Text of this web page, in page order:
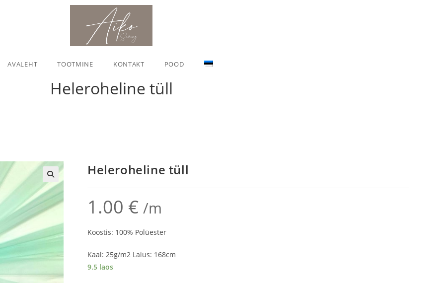
AVALEHT TOOTMINE KONTAKT POOD
Heleroheline tüll
🔍
Heleroheline tüll
1.00 € /m
Koostis: 100% Polüester
Kaal: 25g/m2 Laius: 168cm
9.5 laos